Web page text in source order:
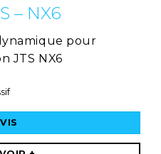
– NX6
pour
JTS NX6